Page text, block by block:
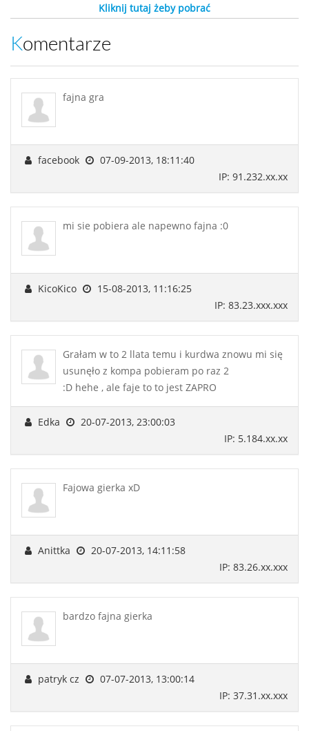
Kliknij tutaj żeby pobrać
Komentarze
fajna gra
facebook
07-09-2013, 18:11:40
IP: 91.232.xx.xx
mi sie pobiera ale napewno fajna :0
KicoKico
15-08-2013, 11:16:25
IP: 83.23.xxx.xxx
Grałam w to 2 llata temu i kurdwa znowu mi się
usunęło z kompa pobieram po raz 2
:D hehe , ale faje to to jest ZAPRO
Edka
20-07-2013, 23:00:03
IP: 5.184.xx.xx
Fajowa gierka xD
Anittka
20-07-2013, 14:11:58
IP: 83.26.xx.xxx
bardzo fajna gierka
patryk cz
07-07-2013, 13:00:14
IP: 37.31.xx.xxx